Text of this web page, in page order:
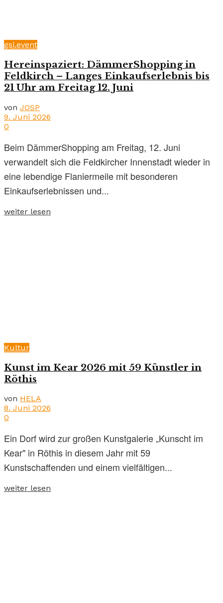
gsi.event
Hereinspaziert: DämmerShopping in
Feldkirch – Langes Einkaufserlebnis bis
21 Uhr am Freitag 12. Juni
von JOSP
9. Juni 2026
0
Beim DämmerShopping am Freitag, 12. Juni
verwandelt sich die Feldkircher Innenstadt wieder in
eine lebendige Flaniermeile mit besonderen
Einkaufserlebnissen und...
weiter lesen
Kultur
Kunst im Kear 2026 mit 59 Künstler in
Röthis
von HELA
8. Juni 2026
0
Ein Dorf wird zur großen Kunstgalerie „Kunscht im
Kear" in Röthis in diesem Jahr mit 59
Kunstschaffenden und einem vielfältigen...
weiter lesen